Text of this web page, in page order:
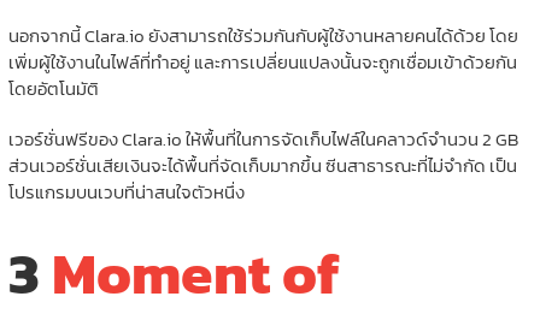
นอกจากนี้ Clara.io ยังสามารถใช้ร่วมกันกับผู้ใช้งานหลายคนได้ด้วย โดย
เพิ่มผู้ใช้งานในไฟล์ที่ทำอยู่ และการเปลี่ยนแปลงนั้นจะถูกเชื่อมเข้าด้วยกัน
โดยอัตโนมัติ
เวอร์ชั่นฟรีของ Clara.io ให้พื้นที่ในการจัดเก็บไฟล์ในคลาวด์จำนวน 2 GB
ส่วนเวอร์ชั่นเสียเงินจะได้พื้นที่จัดเก็บมากขึ้น ซีนสาธารณะที่ไม่จำกัด เป็น
โปรแกรมบนเวบที่น่าสนใจตัวหนึ่ง
3Moment of